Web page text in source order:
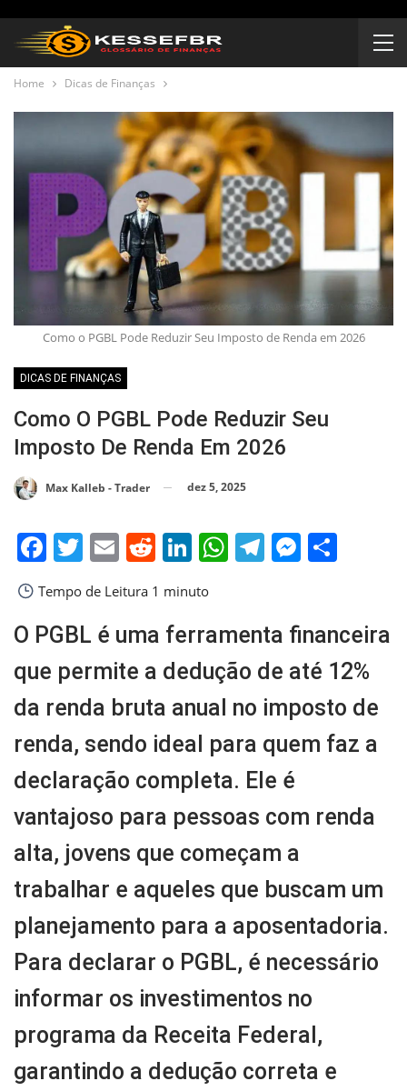
Home Dicas de Finanças
Como o PGBL Pode Reduzir Seu Imposto de Renda em 2026
DICAS DE FINANÇAS
Como O PGBL Pode Reduzir Seu
Imposto De Renda Em 2026
Max Kalleb - Trader dez 5, 2025
Facebook
Twitter
EmailReddit
LinkedIn
WhatsApp
Telegram
Tempo de Leitura 1 minuto
O PGBL é uma ferramenta financeira
que permite a dedução de até 12%
da renda bruta anual no imposto de
renda, sendo ideal para quem faz a
declaração completa. Ele é
vantajoso para pessoas com renda
alta, jovens que começam a
trabalhar e aqueles que buscam um
planejamento para a aposentadoria.
Para declarar o PGBL, é necessário
informar os investimentos no
programa da Receita Federal,
garantindo a dedução correta e